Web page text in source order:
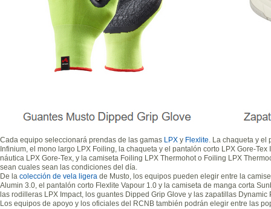
Cada equipo seleccionará prendas de las gamas LPX y Flexlite. La chaqueta y el
Infinium, el mono largo LPX Foiling, la chaqueta y el pantalón corto LPX Gore-
náutica LPX Gore-Tex, y la camiseta Foiling LPX Thermohot o Foiling LPX
sean cuales sean las condiciones del día.
De la colección de vela ligera de Musto, los equipos pueden elegir entre la
Alumin 3.0, el pantalón corto Flexlite Vapour 1.0 y la camiseta de manga corta
las rodilleras LPX Impact, los guantes Dipped Grip Glove y las zapatillas Dynamic
Los equipos de apoyo y los oficiales del RCNB también podrán elegir entre las